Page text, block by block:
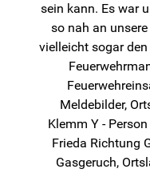
sein kann. Es war
so nah an
vielleicht sogar
Meldebilder,
Klemm Y -
Frieda Richtung
Gasgeruch,